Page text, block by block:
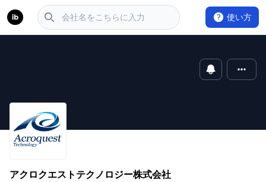
使い方
アクロクエストテクノロジー株式会社